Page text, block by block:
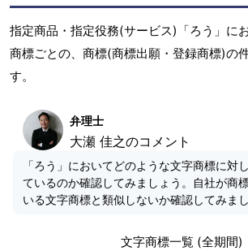
指定商品・指定役務(サービス)「ろう」に
商標ごとの、商標(商標出願・登録商標)の
す。
弁理士
大瀬 佳之のコメント
「ろう」においてどのような文字商標に対
ているのか確認してみましょう。自社が商
いる文字商標と類似しないか確認してみまし
文字商標一覧 (全期間)